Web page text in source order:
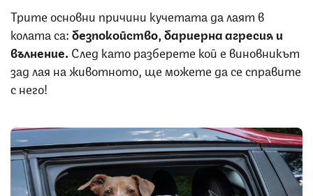
Трите основни причини кучетата да лаят в
колата са:безпокойство, бариерна агресия и
вълнение. След като разберете кой е виновникът
зад лая на животното, ще можете да се справите
с него!